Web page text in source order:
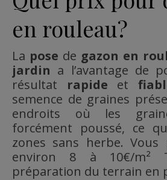
en rouleau?
La pose de gazon en
jardin a l’avantage de
résultat rapide et
semence de graines
endroits où les
forcément poussé, ce
zones sans herbe. Vous
environ 8 à 10€/m²
préparation du terrain en